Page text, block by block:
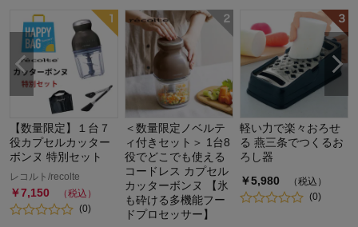
【数量限定】１台７
役カプセルカッター
ボンヌ 特別セット
レコルト/recolte
￥7,150
（税込）
(0)
＜数量限定ノベルテ
ィ付きセット＞ 1台8
役でどこでも使える
コードレス カプセル
カッターボンヌ 【氷
も砕ける多機能フー
ドプロセッサー】
軽い力で楽々おろせ
る 燕三条でつくるお
ろし器
￥5,980
（税込）
(0)